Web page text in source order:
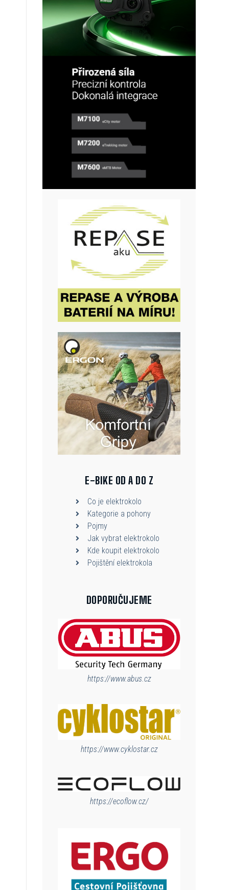
E-BIKE OD A DO Z
Co je elektrokolo
Kategorie a pohony
Pojmy
Jak vybrat elektrokolo
Kde koupit elektrokolo
Pojištění elektrokola
DOPORUČUJEME
https://www.abus.cz
https://www.cyklostar.cz
https://ecoflow.cz/